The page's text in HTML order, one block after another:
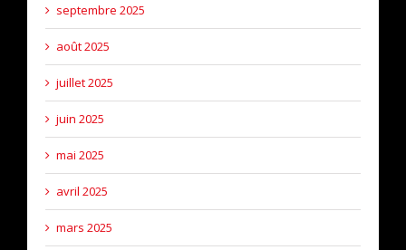
septembre 2025
août 2025
juillet 2025
juin 2025
mai 2025
avril 2025
mars 2025